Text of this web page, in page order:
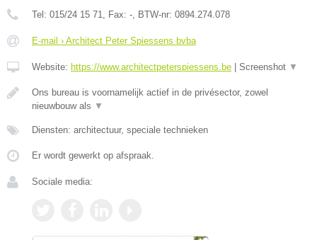
Tel: 015/24 15 71, Fax: -, BTW-nr: 0894.274.078
E-mail › Architect Peter Spiessens bvba
Website: https://www.architectpeterspiessens.be Screenshot ▼
Ons bureau is voornamelijk actief in de privésector, zowel
nieuwbouw als ▼
Diensten: architectuur, speciale technieken
Er wordt gewerkt op afspraak.
Sociale media: